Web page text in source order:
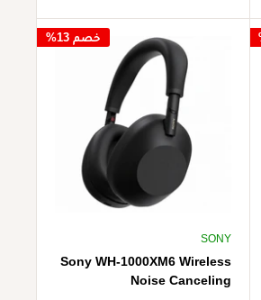
خصم 13%
SONY
Sony WH-1000XM6 Wireless
Noise Canceling